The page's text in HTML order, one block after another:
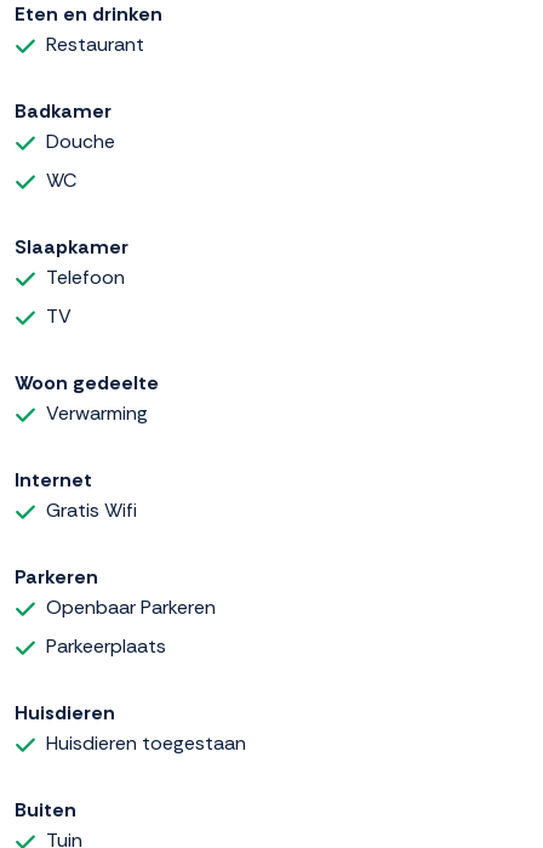
Eten en drinken
Restaurant
Badkamer
Douche
WC
Slaapkamer
Telefoon
TV
Woon gedeelte
Verwarming
Internet
Gratis Wifi
Parkeren
Openbaar Parkeren
Parkeerplaats
Huisdieren
Huisdieren toegestaan
Buiten
Tuin